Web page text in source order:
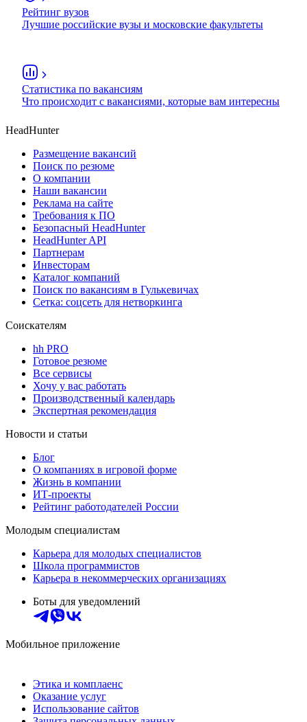
Рейтинг вузов
Лучшие российские вузы и московские факультеты
Статистика по вакансиям
Что происходит с вакансиями, которые вам интересны
HeadHunter
Размещение вакансий
Поиск по резюме
О компании
Наши вакансии
Реклама на сайте
Требования к ПО
Безопасный HeadHunter
HeadHunter API
Партнерам
Инвесторам
Каталог компаний
Поиск по вакансиям в Гулькевичах
Сетка: соцсеть для нетворкинга
Соискателям
hh PRO
Готовое резюме
Все сервисы
Хочу у вас работать
Производственный календарь
Экспертная рекомендация
Новости и статьи
Блог
О компаниях в игровой форме
Жизнь в компании
ИТ-проекты
Рейтинг работодателей России
Молодым специалистам
Карьера для молодых специалистов
Школа программистов
Карьера в некоммерческих организациях
Боты для уведомлений
Мобильное приложение
Этика и комплаенс
Оказание услуг
Использование сайтов